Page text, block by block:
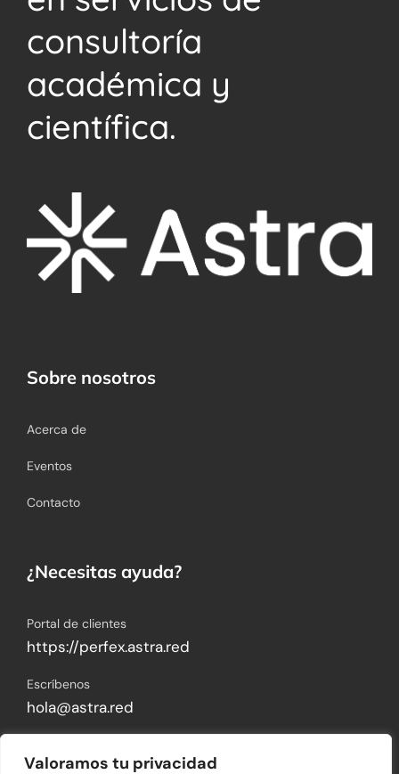
Valoramos tu privacidad
consultoría
académica y
científica.
Sobre nosotros
Acerca de
Eventos
Contacto
¿Necesitas ayuda?
Portal de clientes
https://perfex.astra.red
Escríbenos
hola@astra.red
Blvd. Hermanos Serdán 773-Int. Piso 2, Colonia